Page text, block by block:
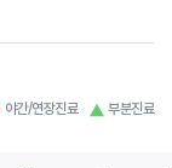
야간/연장진료 부분진료